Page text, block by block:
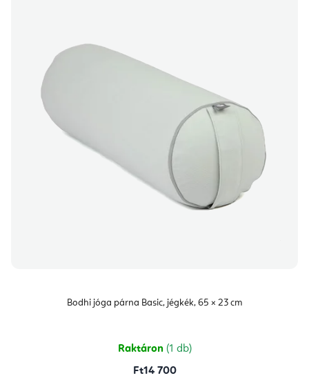
Bodhi jóga párna Basic, jégkék, 65 × 23 cm
Raktáron (1 db)
Ft14 700